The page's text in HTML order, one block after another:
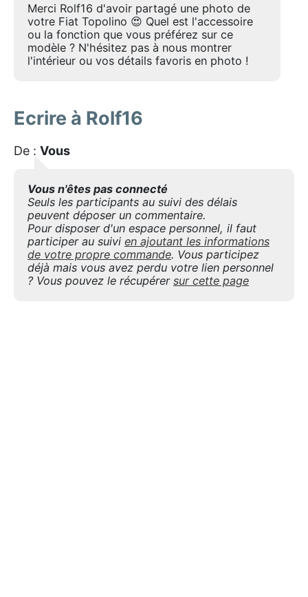
Merci Rolf16 d'avoir partagé une photo de
votre Fiat Topolino 😍 Quel est l'accessoire
ou la fonction que vous préférez sur ce
modèle ? N'hésitez pas à nous montrer
l'intérieur ou vos détails favoris en photo !
Ecrire à Rolf16
De : Vous
Vous n'êtes pas connecté
Seuls les participants au suivi des délais
peuvent déposer un commentaire.
Pour disposer d'un espace personnel, il faut
participer au suivi en ajoutant les informations
de votre propre commande. Vous participez
déjà mais vous avez perdu votre lien personnel
? Vous pouvez le récupérer sur cette page